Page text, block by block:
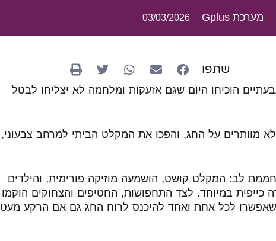
מערכת Gplus 03/03/2026
שתפו
שמעון בן צבי 41 בגבעתיים הוכיחו היום שגם אזעקות ומלחמה לא יצליחו לבטל
מוותרים על החג, והפכו את המקלט הביתי למרחב צבעוני,
לב: המקלט קושט, הושמעה מוזיקה פורימית, והילדים
כייפית במיוחד. לצד התחפושות, החטיפים והצחוקים הוקמו
שאפשרו לכל אחת ואחד להיכנס לרוח החג גם אם הרקע מעט